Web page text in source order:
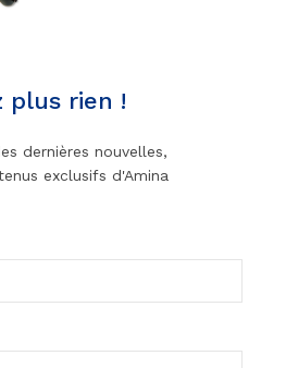
: Erik Kake & Mariage Afro
plus rien !
dernières nouvelles,
exclusifs d'Amina